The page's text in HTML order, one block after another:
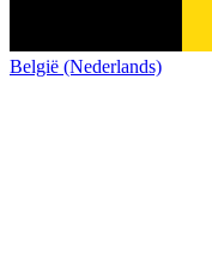
België (Nederlands)